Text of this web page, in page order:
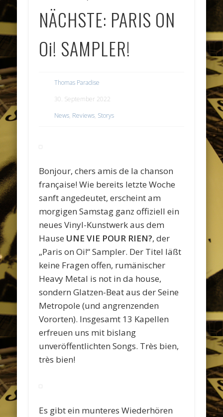
NÄCHSTE: PARIS ON
Oi! SAMPLER!
Thomas Paradise
30. September 2022
News, Reviews, Storys
Bonjour, chers amis de la chanson
française! Wie bereits letzte Woche
sanft angedeutet, erscheint am
morgigen Samstag ganz offiziell ein
neues Vinyl-Kunstwerk aus dem
Hause UNE VIE POUR RIEN?, der
„Paris on Oi!“ Sampler. Der Titel läßt
keine Fragen offen, rumänischer
Heavy Metal is not in da house,
sondern Glatzen-Beat aus der Seine
Metropole (und angrenzenden
Vororten). Insgesamt 13 Kapellen
erfreuen uns mit bislang
unveröffentlichten Songs. Très bien,
très bien!
Es gibt ein munteres Wiederhören